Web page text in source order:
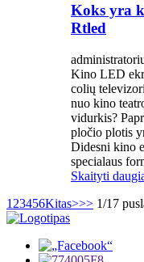
Koks yra
Rtled
Kino LED
colių
nuo kino
vidurkis?
pločio plotis
Didesni kino
specialaus
Skaityti
1 23456Kitas>>> 1/17